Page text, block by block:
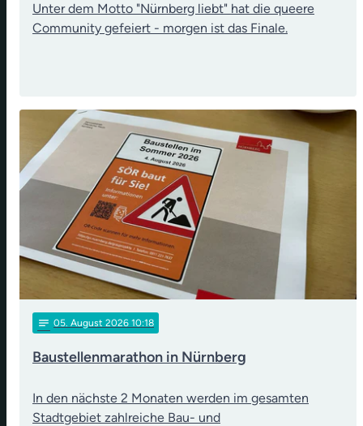
Unter dem Motto "Nürnberg liebt" hat die queere
Community gefeiert - morgen ist das Finale.
notes 05. August 2026 10:18
Baustellenmarathon in Nürnberg
In den nächste 2 Monaten werden im gesamten
Stadtgebiet zahlreiche Bau- und